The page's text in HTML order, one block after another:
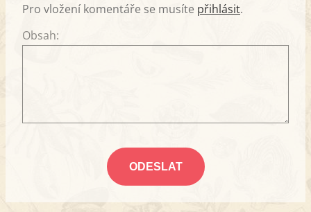
Pro vložení komentáře se musíte přihlásit.
Obsah: